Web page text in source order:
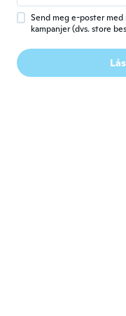
Nathon
Ble med i
Send meg e-poster
kampanjer (dvs. store